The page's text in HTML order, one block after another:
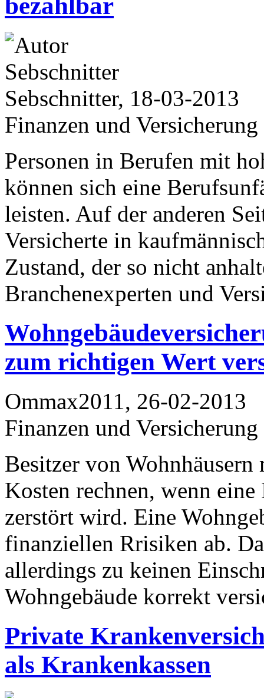
bezahlbar
Sebschnitter, 18-03-2013
Finanzen und Versicherung
Personen in Berufen mit
können sich eine
leisten. Auf der anderen
Versicherte in
Zustand, der so nicht
Branchenexperten und
zum richtigen Wert
Ommax2011, 26-02-2013
Finanzen und Versicherung
Besitzer von
Kosten rechnen, wenn
zerstört wird. Eine
finanziellen Rrisiken ab.
allerdings zu keinen
Wohngebäude korrekt
Private
als Krankenkassen